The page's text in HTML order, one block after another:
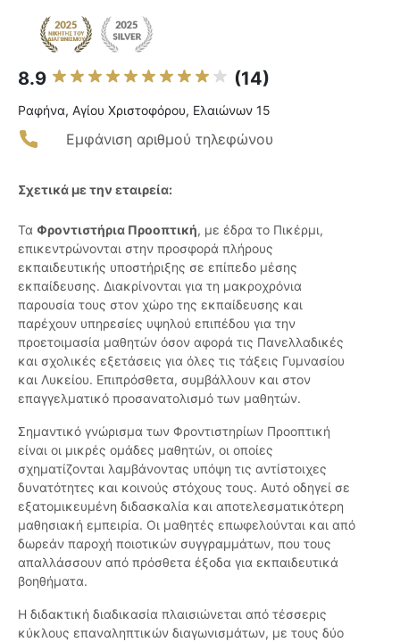
8.9 (14)
Ραφήνα, Αγίου Χριστοφόρου, Ελαιώνων 15
Εμφάνιση αριθμού τηλεφώνου
Σχετικά με την εταιρεία:
Τα Φροντιστήρια Προοπτική, με έδρα το Πικέρμι,
επικεντρώνονται στην προσφορά πλήρους
εκπαιδευτικής υποστήριξης σε επίπεδο μέσης
εκπαίδευσης. Διακρίνονται για τη μακροχρόνια
παρουσία τους στον χώρο της εκπαίδευσης και
παρέχουν υπηρεσίες υψηλού επιπέδου για την
προετοιμασία μαθητών όσον αφορά τις Πανελλαδικές
και σχολικές εξετάσεις για όλες τις τάξεις Γυμνασίου
και Λυκείου. Επιπρόσθετα, συμβάλλουν και στον
επαγγελματικό προσανατολισμό των μαθητών.
Σημαντικό γνώρισμα των Φροντιστηρίων Προοπτική
είναι οι μικρές ομάδες μαθητών, οι οποίες
σχηματίζονται λαμβάνοντας υπόψη τις αντίστοιχες
δυνατότητες και κοινούς στόχους τους. Αυτό οδηγεί σε
εξατομικευμένη διδασκαλία και αποτελεσματικότερη
μαθησιακή εμπειρία. Οι μαθητές επωφελούνται και από
δωρεάν παροχή ποιοτικών συγγραμμάτων, που τους
απαλλάσσουν από πρόσθετα έξοδα για εκπαιδευτικά
βοηθήματα.
Η διδακτική διαδικασία πλαισιώνεται από τέσσερις
κύκλους επαναληπτικών διαγωνισμάτων, με τους δύο